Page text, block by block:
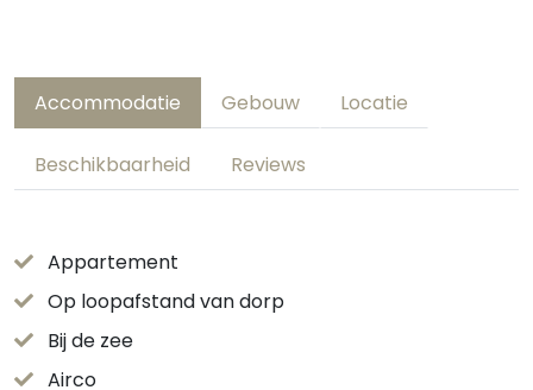
Accommodatie Gebouw Locatie
Beschikbaarheid Reviews
Appartement
Op loopafstand van dorp
Bij de zee
Airco